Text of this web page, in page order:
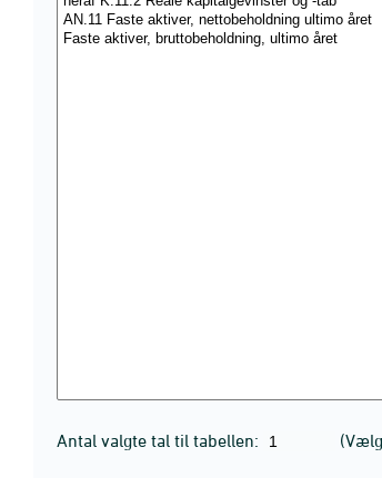
Antal valgte tal til tabellen: